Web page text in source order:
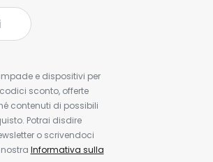
e dispositivi per
sconto, offerte
contenuti di possibili
Potrai disdire
o scrivendoci
Informativa sulla